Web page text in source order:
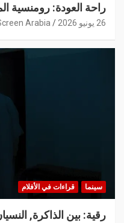
راحة العودة: رومنسية
26 يونيو 2026 Arabia
سينما قراءات في الأفلام
رقية: بين الذاكرة,